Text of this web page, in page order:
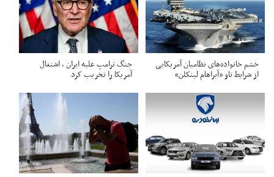
خشم خانواده‌های نظامیان آمریکایی
از شرایط ناو «آبراهام لینکلن»
جنگ ترامپ علیه ایران ، اشتغال
آمریکا را تخریب کرد